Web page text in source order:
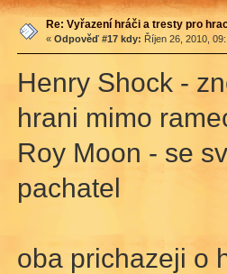
Re: Vyřazení hráči a tresty pro
« Odpověď #17 kdy: Říjen 26, 2010,
Henry Shock -
hrani mimo
Roy Moon - se
pachatel
oba prichazeji o